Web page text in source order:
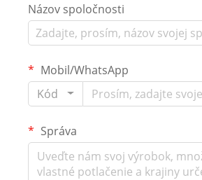
Názov spoločnosti
Mobil/WhatsApp
Kód
Správa